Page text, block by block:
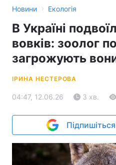
Новини › Екологія
В Україні
вовків: зоолог
загрожують
ІРИНА НЕСТЕРОВА
04:47, 12.06.26 3 хв.